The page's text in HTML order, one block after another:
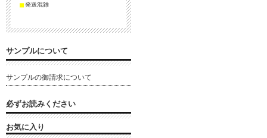
■発送混雑
サンプルについて
サンプルの御請求について
必ずお読みください
お気に入り